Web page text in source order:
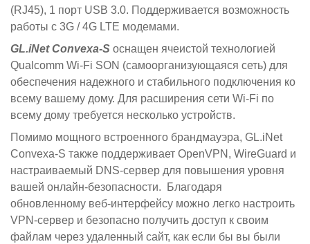
(RJ45), 1 порт USB 3.0. Поддерживается возможность
работы с 3G / 4G LTE модемами.
GL.iNet Convexa-S оснащен ячеистой технологией
Qualcomm Wi-Fi SON (самоорганизующаяся сеть) для
обеспечения надежного и стабильного подключения ко
всему вашему дому. Для расширения сети Wi-Fi по
всему дому требуется несколько устройств.
Помимо мощного встроенного брандмауэра, GL.iNet
Convexa-S также поддерживает OpenVPN, WireGuard и
настраиваемый DNS-сервер для повышения уровня
вашей онлайн-безопасности.
Благодаря
обновленному веб-интерфейсу можно легко настроить
VPN-сервер и безопасно получить доступ к своим
файлам через удаленный сайт, как если бы вы были